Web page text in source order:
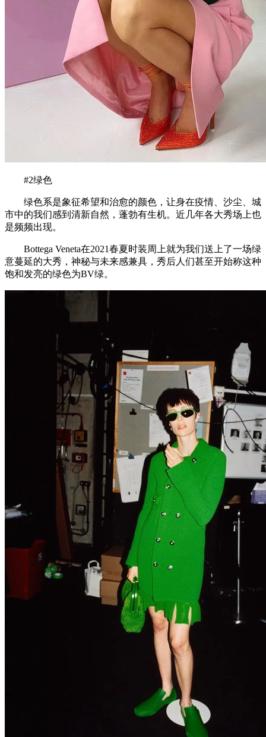
#2绿色
绿色系是象征希望和治愈的颜色，让身在疫情、沙尘、城
市中的我们感到清新自然，蓬勃有生机。近几年各大秀场上也
是频频出现。
Bottega Veneta在2021春夏时装周上就为我们送上了一场绿
意蔓延的大秀，神秘与未来感兼具，秀后人们甚至开始称这种
饱和发亮的绿色为BV绿。